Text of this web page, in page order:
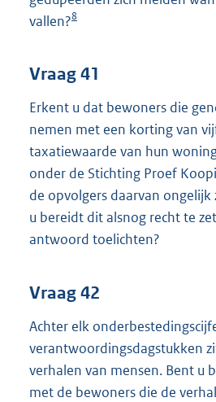
vallen?8
Vraag 41
Erkent u dat bewoners die
nemen met een korting van
taxatiewaarde van hun
onder de Stichting Proef
de opvolgers daarvan
u bereidt dit alsnog recht te
antwoord toelichten?
Vraag 42
Achter elk
verantwoordingsdagstukken
verhalen van mensen. Bent u
met de bewoners die de